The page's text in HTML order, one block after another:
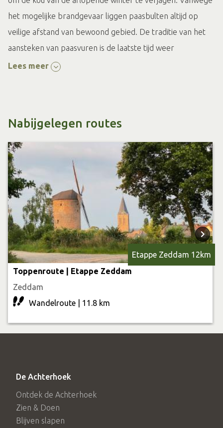
het mogelijke brandgevaar liggen paasbulten altijd op
veilige afstand van bewoond gebied. De traditie van het
aansteken van paasvuren is de laatste tijd weer
populairder geworden in diverse plaatsen in
Op de Paosbult staat het Zeddamse oorlogsmonument.
naam dankt aan de schitterende torenmolen van rond
1450. Dit is mogelijk de oudste molen van West-Europa.
Vlak bij de torenmolen bevindt zich de rosmolen. Die
werd aangedreven door een paard, zodat men voor het
malen van het graan niet afhankelijk was van de wind.
Vanaf de ingang van de torenmolen start elk jaar in
september de Zeddamse zeepkistenrace. Dankzij de
steile heuvel halen de zeepkisten hier zulke hoge
snelheden, dat er soms enkele kisten door de zandbulten
heen schieten die onder aan de Benedendorpstraat als
De Paosbult in Zeddam is één van de 18 heuveltoppen die
Montferland rijk is, door middel van handige knooppunten
wandel je van de ene naar de andere heuveltop. Alle
informatie over dit unieke wandelnetwerk vind je
Lees meer
Nabijgelegen routes
Etappe Zeddam 12km
Toppenroute | Etappe Zeddam
Zeddam
Wandelroute | 11.8 km
De Achterhoek
Ontdek de Achterhoek
Zien & Doen
Blijven slapen